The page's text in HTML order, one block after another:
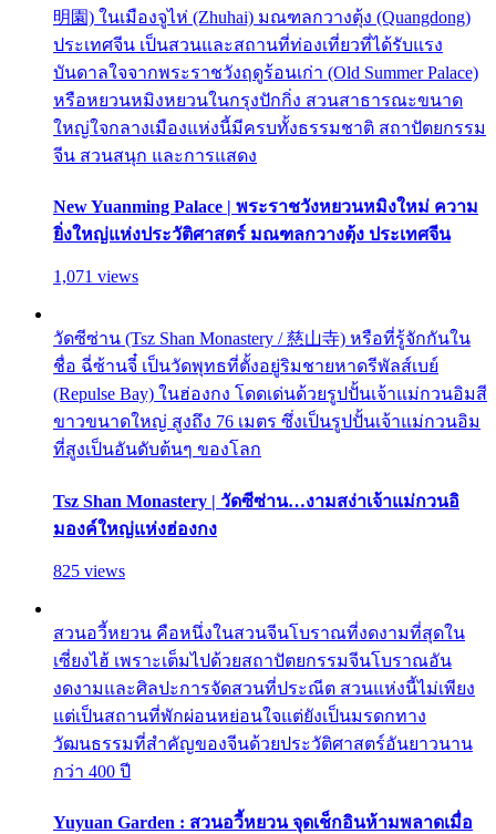
明園) ในเมืองจูไห่ (Zhuhai) มณฑลกวางตุ้ง (Quangdong)
ประเทศจีน เป็นสวนและสถานที่ท่องเที่ยวที่ได้รับแรง
บันดาลใจจากพระราชวังฤดูร้อนเก่า (Old Summer Palace)
หรือหยวนหมิงหยวนในกรุงปักกิ่ง สวนสาธารณะขนาด
ใหญ่ใจกลางเมืองแห่งนี้มีครบทั้งธรรมชาติ สถาปัตยกรรม
จีน สวนสนุก และการแสดง
New Yuanming Palace | พระราชวังหยวนหมิงใหม่ ความ
ยิ่งใหญ่แห่งประวัติศาสตร์ มณฑลกวางตุ้ง ประเทศจีน
1,071 views
วัดซีซ่าน (Tsz Shan Monastery / 慈山寺) หรือที่รู้จักกันใน
ชื่อ ฉี่ซ้านจี๋ เป็นวัดพุทธที่ตั้งอยู่ริมชายหาดรีพัลส์เบย์
(Repulse Bay) ในฮ่องกง โดดเด่นด้วยรูปปั้นเจ้าแม่กวนอิมสี
ขาวขนาดใหญ่ สูงถึง 76 เมตร ซึ่งเป็นรูปปั้นเจ้าแม่กวนอิม
ที่สูงเป็นอันดับต้นๆ ของโลก
Tsz Shan Monastery | วัดซีซ่าน…งามสง่าเจ้าแม่กวนอิ
มองค์ใหญ่แห่งฮ่องกง
825 views
สวนอวี้หยวน คือหนึ่งในสวนจีนโบราณที่งดงามที่สุดใน
เซี่ยงไฮ้ เพราะเต็มไปด้วยสถาปัตยกรรมจีนโบราณอัน
งดงามและศิลปะการจัดสวนที่ประณีต สวนแห่งนี้ไม่เพียง
แต่เป็นสถานที่พักผ่อนหย่อนใจแต่ยังเป็นมรดกทาง
วัฒนธรรมที่สำคัญของจีนด้วยประวัติศาสตร์อันยาวนาน
กว่า 400 ปี
Yuyuan Garden : สวนอวี้หยวน จุดเช็กอินห้ามพลาดเมื่อ